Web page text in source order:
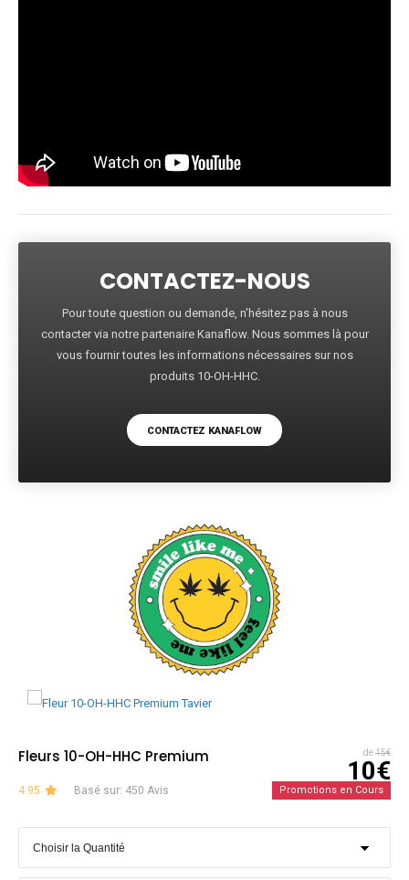
CONTACTEZ-NOUS
Pour toute question ou demande, n'hésitez pas à nous
contacter via notre partenaire Kanaflow. Nous sommes là pour
vous fournir toutes les informations nécessaires sur nos
produits 10-OH-HHC.
CONTACTEZ KANAFLOW
Fleurs 10-OH-HHC Premium de15€
10€
4.95 Basé sur: 450 Avis Promotions en Cours